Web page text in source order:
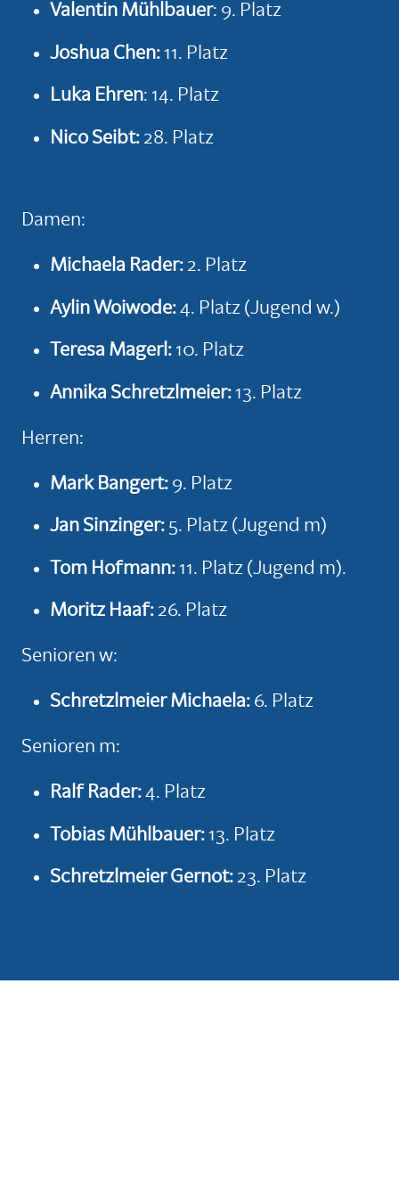
Valentin Mühlbauer: 9. Platz
Joshua Chen:11. Platz
Luka Ehren: 14. Platz
Nico Seibt: 28. Platz
Damen:
Michaela Rader:2. Platz
Aylin Woiwode:4. Platz (Jugend w.)
Teresa Magerl:10. Platz
Annika Schretzlmeier:13. Platz
Herren:
Mark Bangert: 9. Platz
Jan Sinzinger: 5. Platz (Jugend m)
Tom Hofmann:11. Platz (Jugend m).
Moritz Haaf: 26. Platz
Senioren w:
Schretzlmeier Michaela: 6. Platz
Senioren m:
Ralf Rader:4. Platz
Tobias Mühlbauer:13. Platz
Schretzlmeier Gernot: 23. Platz